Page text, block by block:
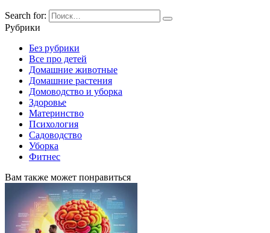
Search for:
Рубрики
Без рубрики
Все про детей
Домашние животные
Домашние растения
Домоводство и уборка
Здоровье
Материнство
Психология
Садоводство
Уборка
Фитнес
Вам также может понравиться